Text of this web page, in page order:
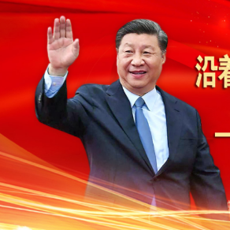
为经济发展的主动